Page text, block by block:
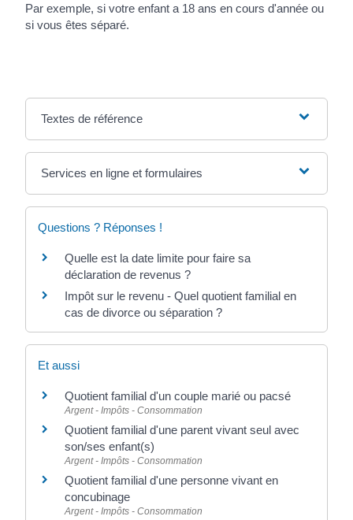
Par exemple, si votre enfant a 18 ans en cours d'année ou
si vous êtes séparé.
Textes de référence
Services en ligne et formulaires
Questions ? Réponses !
Quelle est la date limite pour faire sa
déclaration de revenus ?
Impôt sur le revenu - Quel quotient familial en
cas de divorce ou séparation ?
Et aussi
Quotient familial d'un couple marié ou pacsé
Argent - Impôts - Consommation
Quotient familial d'une parent vivant seul avec
son/ses enfant(s)
Argent - Impôts - Consommation
Quotient familial d'une personne vivant en
concubinage
Argent - Impôts - Consommation